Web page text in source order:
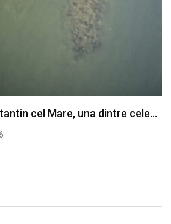
cel Mare, una dintre cele…